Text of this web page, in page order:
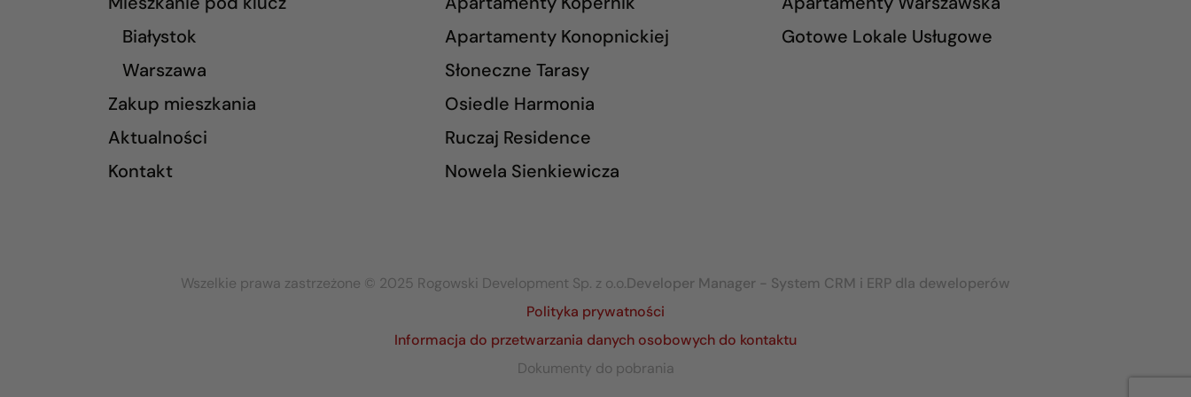
Białystok
Warszawa
Zakup mieszkania
Aktualności
Kontakt
Apartamenty Konopnickiej
Słoneczne Tarasy
Osiedle Harmonia
Ruczaj Residence
Nowela Sienkiewicza
Gotowe Lokale Usługowe
Wszelkie prawa zastrzeżone © 2025 Rogowski Development Sp. z o.o.Developer Manager - System CRM i ERP dla deweloperów
Polityka prywatności
Informacja do przetwarzania danych osobowych do kontaktu
Dokumenty do pobrania